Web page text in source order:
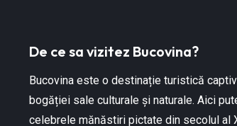
De ce sa vizitez Bucovina?
Bucovina este o destinație turistică
bogăției sale culturale și naturale. Aici
celebrele mănăstiri pictate din secolul al